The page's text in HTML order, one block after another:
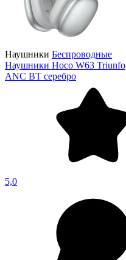
Наушники Беспроводные
Наушники Hoco W63 Triunfo
ANC BT серебро
5,0